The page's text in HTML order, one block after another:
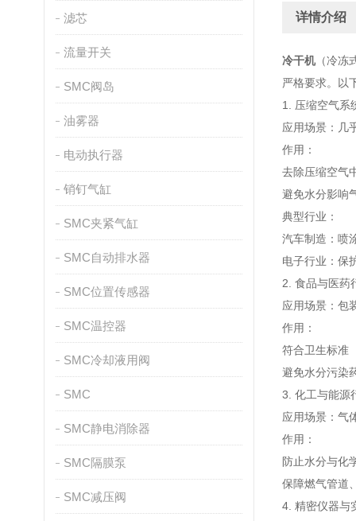
滤芯
流量开关
SMC阀岛
油雾器
电动执行器
销钉气缸
SMC夹紧气缸
SMC自动排水器
SMC位置传感器
SMC温控器
SMC冷却液用阀
SMC
SMC静电消除器
SMC隔膜泵
SMC减压阀
详情介绍
冷干机（冷冻
严格要求。以
1. 压缩空气系
应用场景：几
作用：
去除压缩空气
避免水分影响
典型行业：
汽车制造：喷
电子行业：保
2. 食品与医药
应用场景：包
作用：
符合卫生标准
避免水分污染
3. 化工与能源
应用场景：气
作用：
防止水分与化
保障燃气管道
4. 精密仪器与